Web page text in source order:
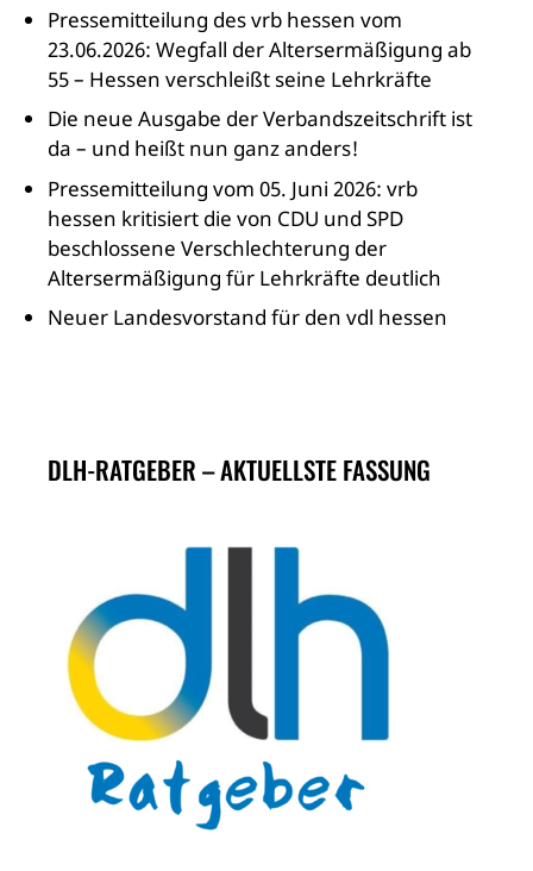
Pressemitteilung des vrb hessen vom
23.06.2026: Wegfall der Altersermäßigung ab
55 – Hessen verschleißt seine Lehrkräfte
Die neue Ausgabe der Verbandszeitschrift ist
da – und heißt nun ganz anders!
Pressemitteilung vom 05. Juni 2026: vrb
hessen kritisiert die von CDU und SPD
beschlossene Verschlechterung der
Altersermäßigung für Lehrkräfte deutlich
Neuer Landesvorstand für den vdl hessen
DLH-RATGEBER – AKTUELLSTE FASSUNG